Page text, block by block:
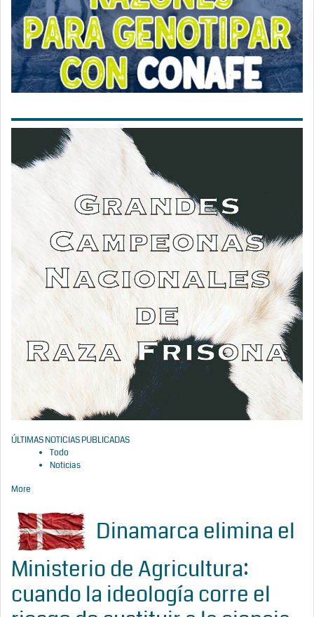
ÚLTIMAS NOTICIAS PUBLICADAS
Todo
Noticias
More
Dinamarca elimina el
Ministerio de Agricultura:
cuando la ideología corre el